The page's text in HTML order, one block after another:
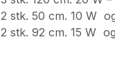
2 stk. 50 cm. 10 W
2 stk. 92 cm. 15 W